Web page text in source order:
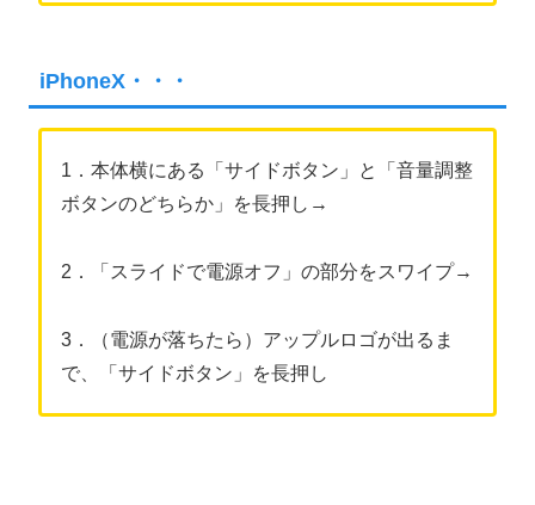
iPhoneX・・・
1．本体横にある「サイドボタン」と「音量調整
ボタンのどちらか」を長押し→
2．「スライドで電源オフ」の部分をスワイプ→
3．（電源が落ちたら）アップルロゴが出るま
で、「サイドボタン」を長押し